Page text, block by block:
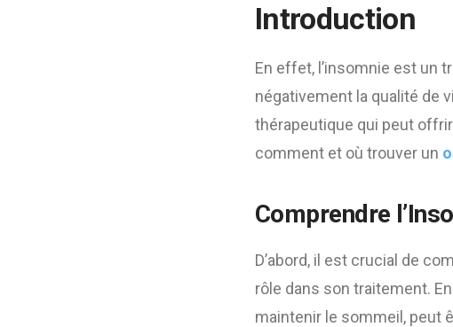
Introduction
En effet, l’insomnie est un
négativement la qualité de
thérapeutique qui peut
comment et où trouver un
Comprendre
D’abord, il est crucial de
rôle dans son traitement.
maintenir le sommeil, peut